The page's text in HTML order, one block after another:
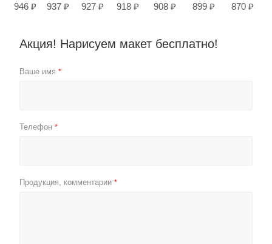
946 ₽
937 ₽
927 ₽
918 ₽
908 ₽
899 ₽
870 ₽
Акция! Нарисуем макет бесплатно!
Ваше имя *
Телефон *
Продукция, комментарии *